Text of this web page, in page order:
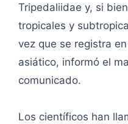
Tripedaliidae y, si
tropicales y
vez que se registra
asiático, informó el
comunicado.
Los científicos han